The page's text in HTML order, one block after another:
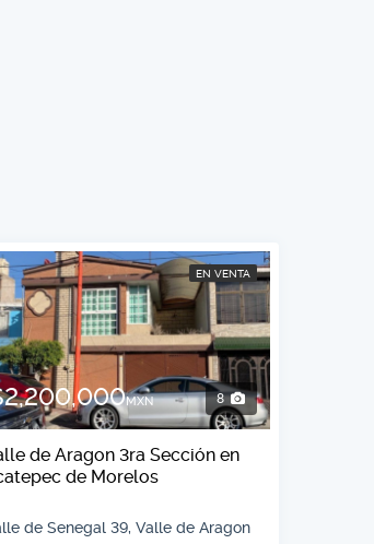
EN VENTA
MXN 8
de Aragon 3ra Sección en
de Morelos
de Senegal 39, Valle de Aragon